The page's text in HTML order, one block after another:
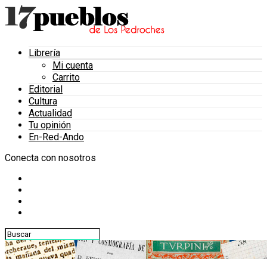
Librería
Mi cuenta
Carrito
Editorial
Cultura
Actualidad
Tu opinión
En-Red-Ando
Conecta con nosotros